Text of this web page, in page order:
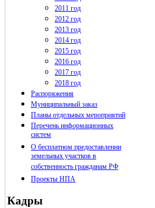
2011 год
2012 год
2013 год
2014 год
2015 год
2016 год
2017 год
2018 год
Распоряжения
Муниципальный заказ
Планы отдельных мероприятий
Перечень информационных
систем
О бесплатном предоставлении
земельных участков в
собственность гражданам РФ
Проекты НПА
Кадры